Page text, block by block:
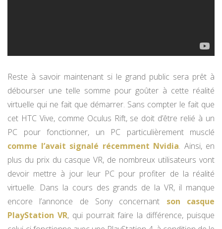
Reste à savoir maintenant si le grand public sera prêt à
débourser une telle somme pour goûter à cette réalité
virtuelle qui ne fait que démarrer. Sans compter le fait que
cet HTC Vive, comme Oculus Rift, se doit d’être relié à un
PC pour fonctionner, un PC particulièrement musclé
comme l’avait signalé récemment Nvidia. Ainsi, en
plus du prix du casque VR, de nombreux utilisateurs vont
devoir mettre à jour leur PC pour profiter de la réalité
virtuelle. Dans la cours des grands de la VR, il manque
encore l’annonce de Sony concernant son casque
PlayStation VR, qui pourrait faire la différence, puisque